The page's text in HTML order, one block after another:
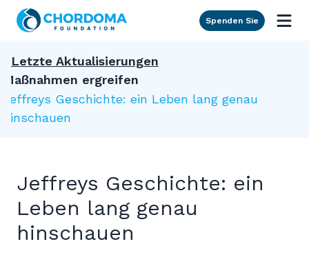
Skip to Main Content
Spenden Sie
Letzte Aktualisierungen
Maßnahmen ergreifen
Jeffreys Geschichte: ein Leben lang genau
hinschauen
Jeffreys Geschichte: ein
Leben lang genau
hinschauen